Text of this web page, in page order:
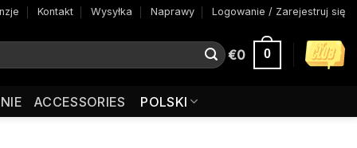
Kontakt Wysyłka Naprawy Logowanie / Zarejestruj się
€0 0
ACCESSORIES POLSKI